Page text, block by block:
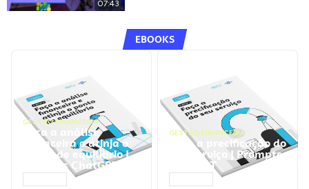
07:43
EBOOKS
GESTÃO FINANCEIRA
Faça a análise
financeira e atinja o
ponto de equilíbrio |
Prompts ChatGPT
GESTÃO FINANCEIRA
Faça a precificação do
seu serviço | Prompts
ChatGPT